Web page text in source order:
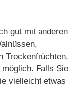
gut mit anderen
Trockenfrüchten,
Falls Sie
vielleicht etwas